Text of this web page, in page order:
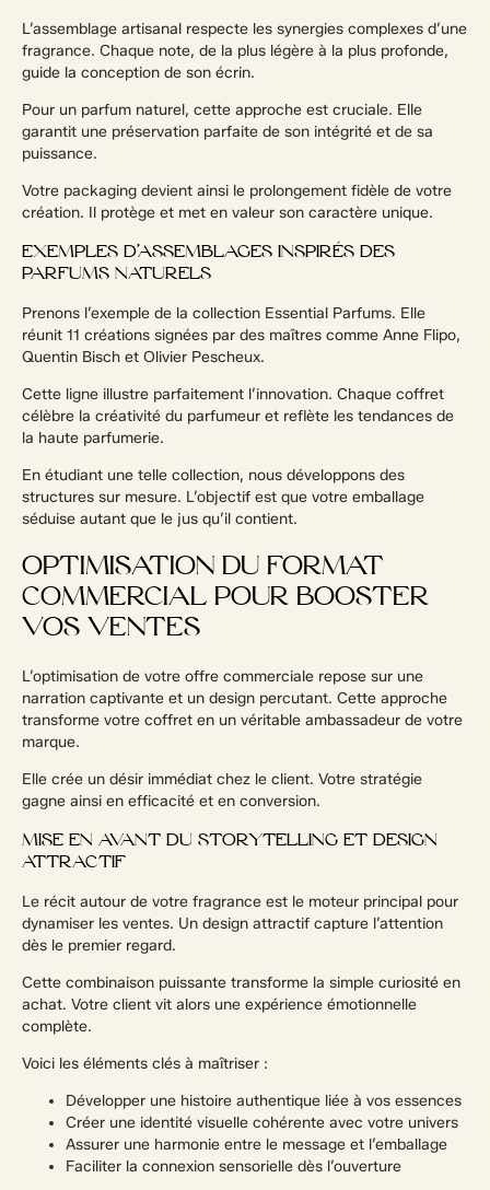
L’assemblage artisanal respecte les synergies complexes d’une
fragrance. Chaque note, de la plus légère à la plus profonde,
guide la conception de son écrin.
Pour un parfum naturel, cette approche est cruciale. Elle
garantit une préservation parfaite de son intégrité et de sa
puissance.
Votre packaging devient ainsi le prolongement fidèle de votre
création. Il protège et met en valeur son caractère unique.
EXEMPLES D’ASSEMBLAGES INSPIRÉS DES
PARFUMS NATURELS
Prenons l’exemple de la collection Essential Parfums. Elle
réunit 11 créations signées par des maîtres comme Anne Flipo,
Quentin Bisch et Olivier Pescheux.
Cette ligne illustre parfaitement l’innovation. Chaque coffret
célèbre la créativité du parfumeur et reflète les tendances de
la haute parfumerie.
En étudiant une telle collection, nous développons des
structures sur mesure. L’objectif est que votre emballage
séduise autant que le jus qu’il contient.
OPTIMISATION DU FORMAT
COMMERCIAL POUR BOOSTER
VOS VENTES
L’optimisation de votre offre commerciale repose sur une
narration captivante et un design percutant. Cette approche
transforme votre coffret en un véritable ambassadeur de votre
marque.
Elle crée un désir immédiat chez le client. Votre stratégie
gagne ainsi en efficacité et en conversion.
MISE EN AVANT DU STORYTELLING ET DESIGN
ATTRACTIF
Le récit autour de votre fragrance est le moteur principal pour
dynamiser les ventes. Un design attractif capture l’attention
dès le premier regard.
Cette combinaison puissante transforme la simple curiosité en
achat. Votre client vit alors une expérience émotionnelle
complète.
Voici les éléments clés à maîtriser :
Développer une histoire authentique liée à vos essences
Créer une identité visuelle cohérente avec votre univers
Assurer une harmonie entre le message et l’emballage
Faciliter la connexion sensorielle dès l’ouverture